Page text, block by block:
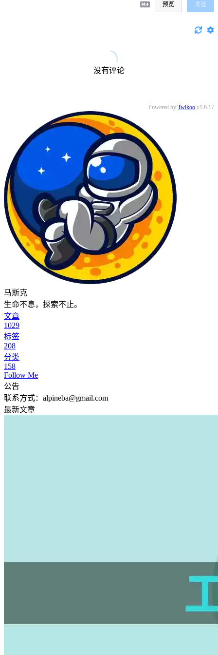
预览 发送
没有评论
Powered by Twikoo v1.6.17
马斯克
生命不息，探索不止。
文章
1029
标签
208
分类
158
Follow Me
公告
联系方式：alpineba@gmail.com
最新文章